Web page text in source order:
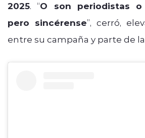
2025. “O son periodistas
pero sincérense”, cerró,
entre su campaña y parte de